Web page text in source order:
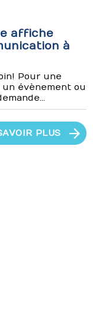
affiche
à
! Pour une
évènement ou
PLUS